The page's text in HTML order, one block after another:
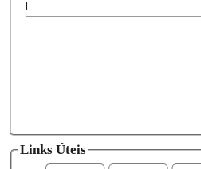
Links Úteis